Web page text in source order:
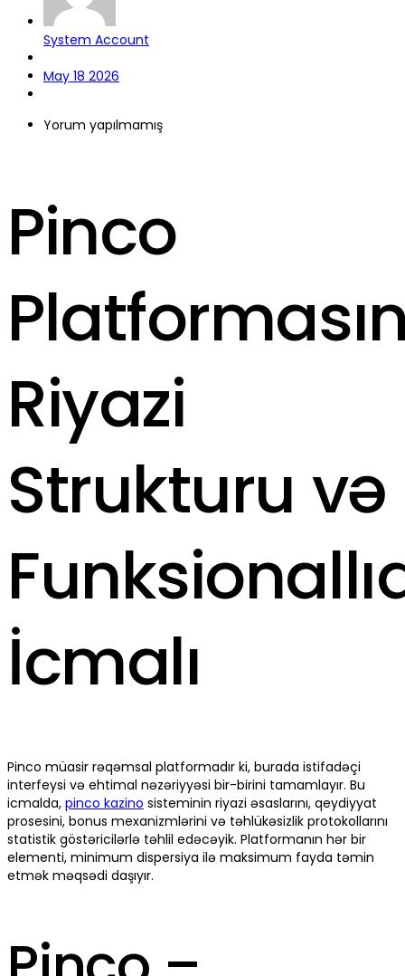
System Account
May 18 2026
Yorum yapılmamış
Pinco
Riyazi
Strukturu və
İcmalı
Pinco müasir rəqəmsal platformadır ki, burada istifadəçi
interfeysi və ehtimal nəzəriyyəsi bir-birini tamamlayır. Bu
icmalda, pinco kazino sisteminin riyazi əsaslarını, qeydiyyat
prosesini, bonus mexanizmlərini və təhlükəsizlik protokollarını
statistik göstəricilərlə təhlil edəcəyik. Platformanın hər bir
elementi, minimum dispersiya ilə maksimum fayda təmin
etmək məqsədi daşıyır.